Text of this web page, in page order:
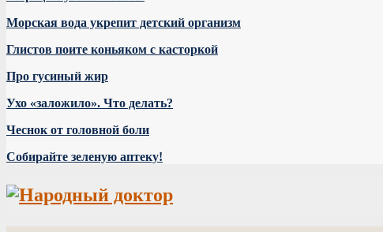
Морская вода укрепит детский организм
Глистов поите коньяком с касторкой
Про гусиный жир
Ухо «заложило». Что делать?
Чеснок от головной боли
Собирайте зеленую аптеку!